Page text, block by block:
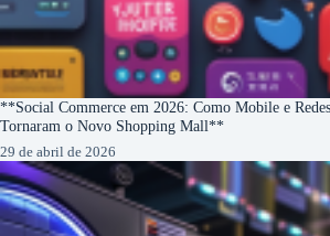
**Social Commerce em 2026: Como Mobile e
Tornaram o Novo Shopping Mall**
29 de abril de 2026